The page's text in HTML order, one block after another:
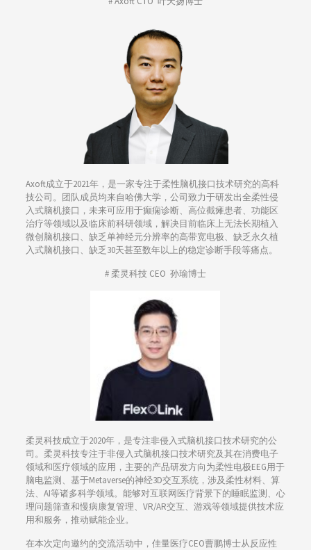
Axoft成立于2021年，是一家专注于柔性脑机接口技术研究的高科
技公司。团队成员均来自哈佛大学，公司致力于研发出全柔性侵
入式脑机接口，未来可应用于癫痫诊断、高位截瘫患者、功能区
治疗等领域以及临床前科研领域，解决目前临床上无法长期植入
微创脑机接口、缺乏单神经元分辨率的高带宽电极、缺乏永久植
入式脑机接口、缺乏30天甚至数年以上的稳定诊断手段等痛点。
# 柔灵科技 CEO 孙瑜博士
柔灵科技成立于2020年，是专注非侵入式脑机接口技术研究的公
司。柔灵科技专注于非侵入式脑机接口技术研究及其在消费电子
领域和医疗领域的应用，主要的产品研发方向为柔性电极EEG用于
脑电监测、基于Metaverse的神经3D交互系统，涉及柔性材料、算
法、AI等诸多科学领域。能够对互联网医疗背景下的睡眠监测、心
理问题筛查和慢病康复管理、VR/AR交互、游戏等领域提供技术应
用和服务，推动赋能企业。
在本次定向邀约的交流活动中，佳量医疗CEO曹鹏博士从反应性